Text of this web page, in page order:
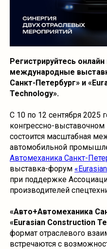
Регистрируйтесь
международные
Санкт-Петербург» и
Technology».
С 10 по 12 сентября 2025
конгрессно-
состоится масштабная
автомобильной
Автомеханика Санкт-
выставка-форум
при поддержке
производителей
«Авто+Автомеханика
«Eurasian Construction
формат отраслевого
встречаются с